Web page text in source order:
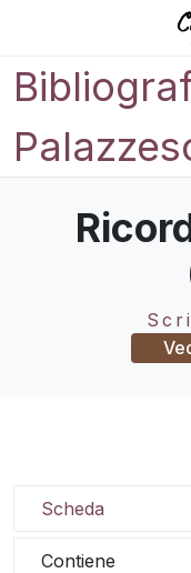
Scheda
Contiene